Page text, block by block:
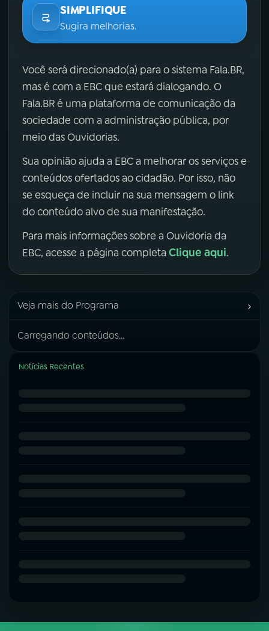
SIMPLIFIQUE
Sugira melhorias.
Você será direcionado(a) para o sistema Fala.BR,
mas é com a EBC que estará dialogando. O
Fala.BR é uma plataforma de comunicação da
sociedade com a administração pública, por
meio das Ouvidorias.
Sua opinião ajuda a EBC a melhorar os serviços e
conteúdos ofertados ao cidadão. Por isso, não
se esqueça de incluir na sua mensagem o link
do conteúdo alvo de sua manifestação.
Para mais informações sobre a Ouvidoria da
EBC, acesse a página completa Clique aqui.
Veja mais do Programa ›
Carregando conteúdos...
Notícias Recentes